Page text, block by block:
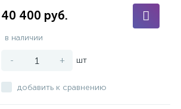
40 400 руб.
в наличии
- + шт
добавить к сравнению